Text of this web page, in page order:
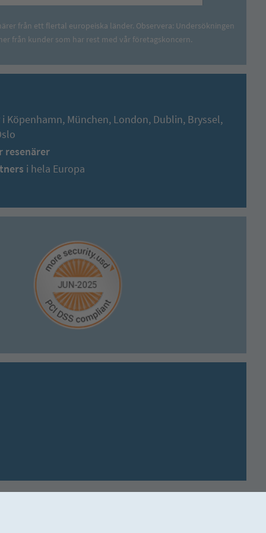
från ett flertal europeiska länder. Observera: Undersökningen
från kunder som har rest med vår företagskoncern.
Köpenhamn, München, London, Dublin, Bryssel,
resenärer
i hela Europa